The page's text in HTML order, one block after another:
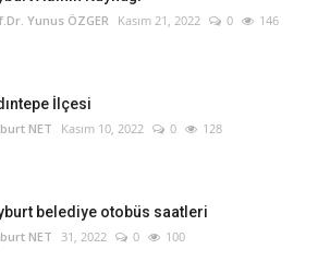
Yunus ÖZGER Kasım 21, 2022 0 146
İlçesi
NET Kasım 10, 2022 0 128
belediye otobüs saatleri
NET 31, 2022 0 100